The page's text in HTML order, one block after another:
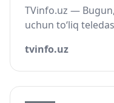
TVinfo.uz —
uchun to‘liq
tvinfo.uz